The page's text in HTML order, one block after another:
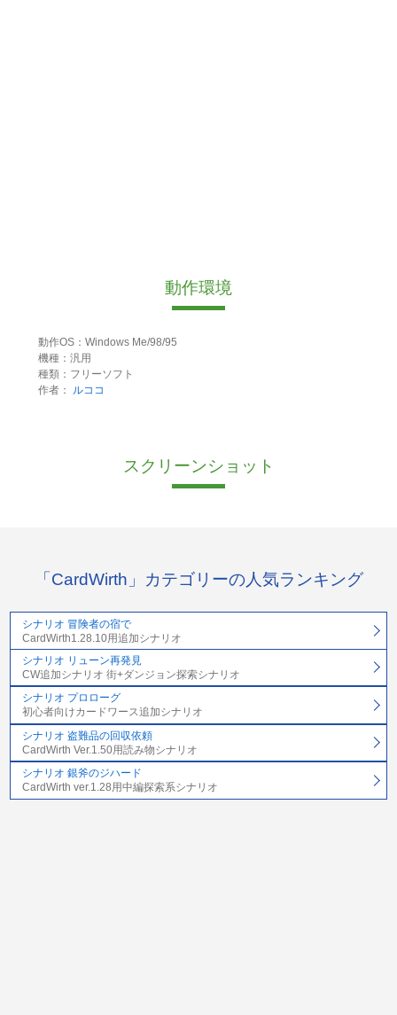
動作環境
動作OS：Windows Me/98/95
機種：汎用
種類：フリーソフト
作者：
ルココ
スクリーンショット
「CardWirth」カテゴリーの人気ランキング
シナリオ 冒険者の宿で
CardWirth1.28.10用追加シナリオ
シナリオ リューン再発見
CW追加シナリオ 街+ダンジョン探索シナリオ
シナリオ プロローグ
初心者向けカードワース追加シナリオ
シナリオ 盗難品の回収依頼
CardWirth Ver.1.50用読み物シナリオ
シナリオ 銀斧のジハード
CardWirth ver.1.28用中編探索系シナリオ